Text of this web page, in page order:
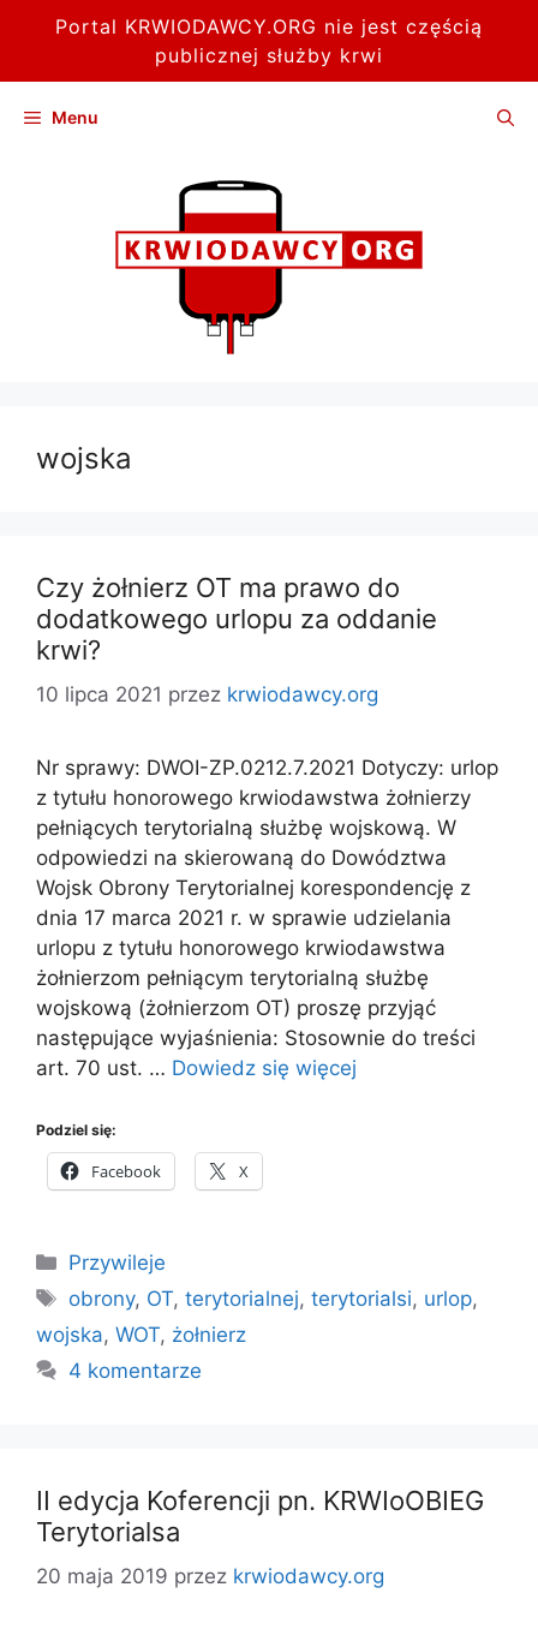
Portal KRWIODAWCY.ORG nie jest częścią
publicznej służby krwi
Menu
wojska
Czy żołnierz OT ma prawo do
dodatkowego urlopu za oddanie
krwi?
10 lipca 2021 przez krwiodawcy.org
Nr sprawy: DWOI-ZP.0212.7.2021 Dotyczy: urlop
z tytułu honorowego krwiodawstwa żołnierzy
pełniących terytorialną służbę wojskową. W
odpowiedzi na skierowaną do Dowództwa
Wojsk Obrony Terytorialnej korespondencję z
dnia 17 marca 2021 r. w sprawie udzielania
urlopu z tytułu honorowego krwiodawstwa
żołnierzom pełniącym terytorialną służbę
wojskową (żołnierzom OT) proszę przyjąć
następujące wyjaśnienia: Stosownie do treści
art. 70 ust. … Dowiedz się więcej
Podziel się:
Facebook X
Kategorie
Przywileje
Tagi
obrony, OT,terytorialnej,terytorialsi, urlop,
wojska, WOT, żołnierz
4 komentarze
II edycja Koferencji pn. KRWIoOBIEG
Terytorialsa
20 maja 2019 przez krwiodawcy.org